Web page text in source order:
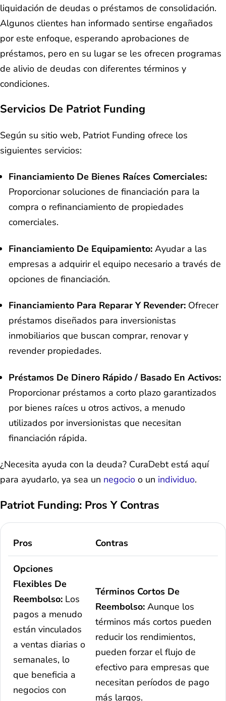
liquidación de deudas o préstamos de consolidación.
Algunos clientes han informado sentirse engañados
por este enfoque, esperando aprobaciones de
préstamos, pero en su lugar se les ofrecen programas
de alivio de deudas con diferentes términos y
condiciones.
Servicios De Patriot Funding
Según su sitio web, Patriot Funding ofrece los
siguientes servicios:
Financiamiento De Bienes Raíces Comerciales:
Proporcionar soluciones de financiación para la
compra o refinanciamiento de propiedades
comerciales.
Financiamiento De Equipamiento: Ayudar a las
empresas a adquirir el equipo necesario a través de
opciones de financiación.
Financiamiento Para Reparar Y Revender: Ofrecer
préstamos diseñados para inversionistas
inmobiliarios que buscan comprar, renovar y
revender propiedades.
Préstamos De Dinero Rápido / Basado En Activos:
Proporcionar préstamos a corto plazo garantizados
por bienes raíces u otros activos, a menudo
utilizados por inversionistas que necesitan
financiación rápida.
¿Necesita ayuda con la deuda? CuraDebt está aquí
para ayudarlo, ya sea un negocio o un individuo.
Patriot Funding: Pros Y Contras
Pros Contras
Opciones
Flexibles De
Reembolso: Los
pagos a menudo
están vinculados
a ventas diarias o
semanales, lo
que beneficia a
negocios con
Términos Cortos De
Reembolso: Aunque los
términos más cortos pueden
reducir los rendimientos,
pueden forzar el flujo de
efectivo para empresas que
necesitan períodos de pago
más largos.